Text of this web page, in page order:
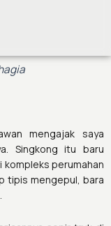
mengajak saya
Singkong itu baru
kompleks perumahan
tipis mengepul, bara